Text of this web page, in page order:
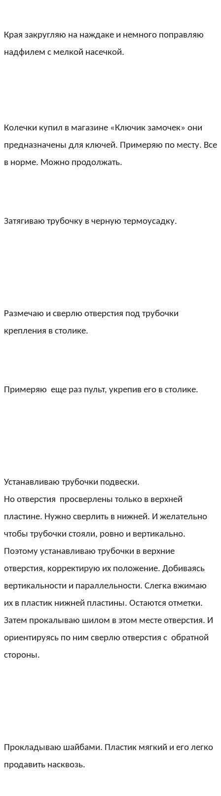
Края закругляю на наждаке и немного поправляю
надфилем с мелкой насечкой.
Колечки купил в магазине «Ключик замочек» они
предназначены для ключей. Примеряю по месту. Все
в норме. Можно продолжать.
Затягиваю трубочку в черную термоусадку.
Размечаю и сверлю отверстия под трубочки
крепления в столике.
Примеряю еще раз пульт, укрепив его в столике.
Устанавливаю трубочки подвески.
Но отверстия просверлены только в верхней
пластине. Нужно сверлить в нижней. И желательно
чтобы трубочки стояли, ровно и вертикально.
Поэтому устанавливаю трубочки в верхние
отверстия, корректирую их положение. Добиваясь
вертикальности и параллельности. Слегка вжимаю
их в пластик нижней пластины. Остаются отметки.
Затем прокалываю шилом в этом месте отверстия. И
ориентируясь по ним сверлю отверстия с обратной
стороны.
Прокладываю шайбами. Пластик мягкий и его легко
продавить насквозь.